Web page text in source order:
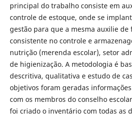
principal do trabalho consiste em
controle de estoque, onde se
gestão para que a mesma auxilie de
consistente no controle e
nutrição (merenda escolar), setor
de higienização. A metodologia é
descritiva, qualitativa e estudo de
objetivos foram geradas
com os membros do conselho
foi criado o inventário com todas as